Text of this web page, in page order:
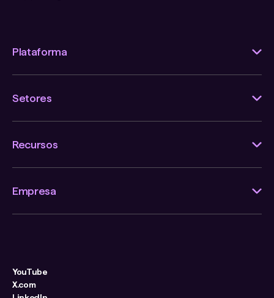
Plataforma
Setores
Recursos
Empresa
YouTube
X.com